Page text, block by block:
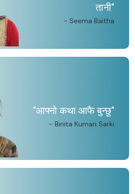
तानी"
- Seema Baitha
"आफ्नो कथा आफै बुन्छु"
- Binita Kumari Sarki